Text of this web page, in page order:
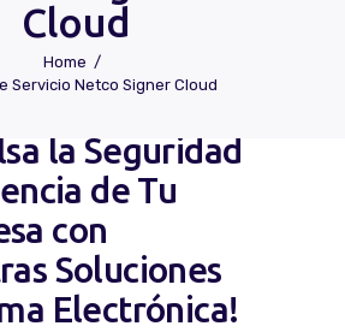
Cloud
Home
Servicio Netco Signer Cloud
De Uso Netco Signer
Configurar Tu Firma
Certificada?
Frecuentes
Soporte
la Seguridad
de Tu
con
Soluciones
Electrónica!